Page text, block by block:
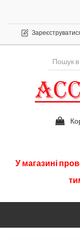
У магазині